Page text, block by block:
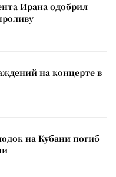
Ирана одобрил
на концерте в
на Кубани погиб